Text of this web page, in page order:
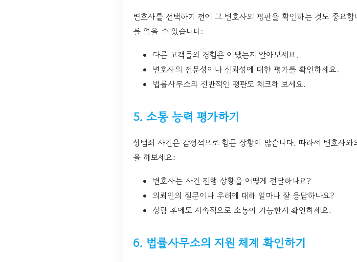
변호사를 선택하기 전에 그 변호사의 평판을 확인하는 것도 중요
를 얻을 수 있습니다:
다른 고객들의 경험은 어땠는지 알아보세요.
변호사의 전문성이나 신뢰성에 대한 평가를 확인하세요.
법률사무소의 전반적인 평판도 체크해 보세요.
5. 소통 능력 평가하기
성범죄 사건은 감정적으로 힘든 상황이 많습니다. 따라서 변호사
을 해보세요:
변호사는 사건 진행 상황을 어떻게 전달하나요?
의뢰인의 질문이나 우려에 대해 얼마나 잘 응답하나요?
상담 후에도 지속적으로 소통이 가능한지 확인하세요.
6. 법률사무소의 지원 체계 확인하기